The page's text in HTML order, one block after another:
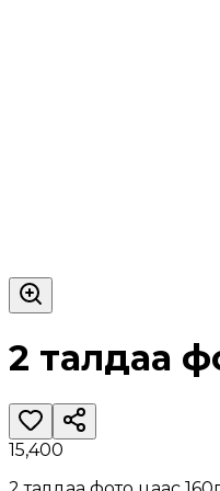
2 талдаа
15,400